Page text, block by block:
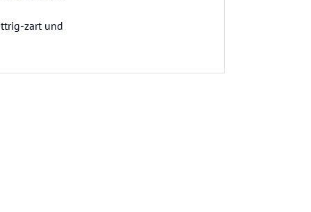
zart und